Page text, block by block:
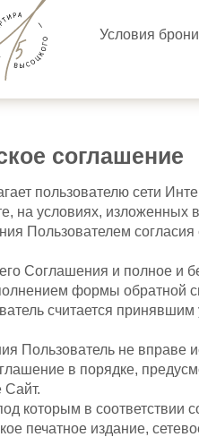
Условия
соглашение
пользователю сети
на условиях, изложенных
Пользователем согласия
Соглашения и полное и
формы обратной
считается
Пользователь не вправе
в порядке,
Сайт.
которым в соответствии
печатное издание,